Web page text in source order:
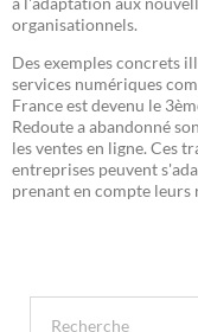
organisationnels.
Des exemples concrets
services numériques
France est devenu le
Redoute a abandonné
les ventes en ligne. Ces
entreprises peuvent
prenant en compte leurs